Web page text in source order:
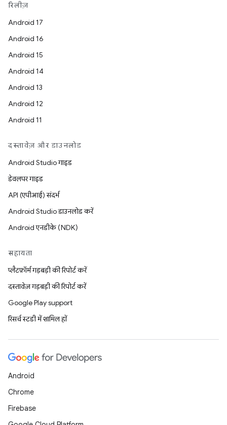
रिलीज़
Android 17
Android 16
Android 15
Android 14
Android 13
Android 12
Android 11
दस्तावेज़ और डाउनलोड
Android Studio गाइड
डेवलपर गाइड
API (एपीआई) संदर्भ
Android Studio डाउनलोड करें
Android एनडीके (NDK)
सहायता
प्लैटफ़ॉर्म गड़बड़ी की रिपोर्ट करें
दस्तावेज़ गड़बड़ी की रिपोर्ट करें
Google Play support
रिसर्च स्टडी में शामिल हों
Android
Chrome
Firebase